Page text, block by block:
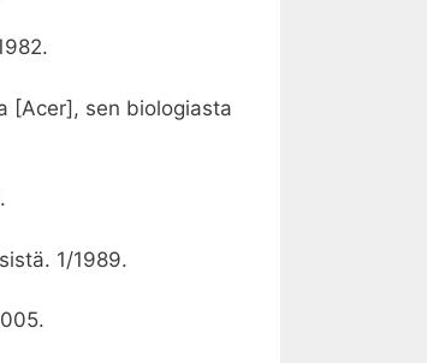
[Acer], sen biologiasta
1/1989.